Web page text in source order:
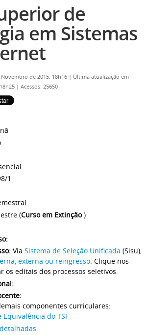
de
em Sistemas
de 2015, 18h16 | Última atualização em
| Acessos: 25650
1
(Curso em Extinção)
Via Sistema de Seleção Unificada (Sisu),
externa ou reingresso. Clique nos
os editais dos processos seletivos.
componentes curriculares:
Equivalência do TSI